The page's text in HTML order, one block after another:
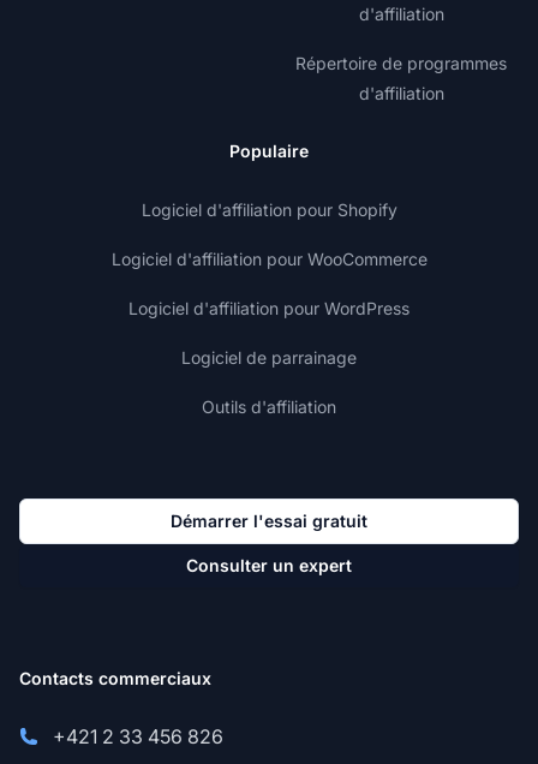
d'affiliation
Répertoire de programmes
d'affiliation
Populaire
Logiciel d'affiliation pour Shopify
Logiciel d'affiliation pour WooCommerce
Logiciel d'affiliation pour WordPress
Logiciel de parrainage
Outils d'affiliation
Démarrer l'essai gratuit
Consulter un expert
Contacts commerciaux
+421 2 33 456 826